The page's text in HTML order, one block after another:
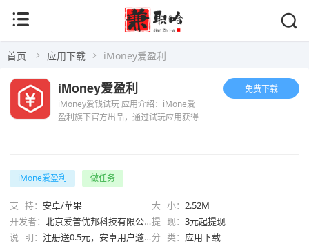
首页 应用下载 iMoney爱盈利
免费下载
iMoney爱钱试玩 应用介绍：iMone爱
盈利旗下官方出品，通过试玩应用获得
于2016年3...
iMoney爱盈利
iMone爱盈利 做任务
支 持： 安卓/苹果 大 小： 2.52M
开发者： 北京爱普优邦科技有限公司 提 现： 3元起提现
说 明： 注册送0.5元，安卓用户邀请好友，最高10元 分 类： 应用下载